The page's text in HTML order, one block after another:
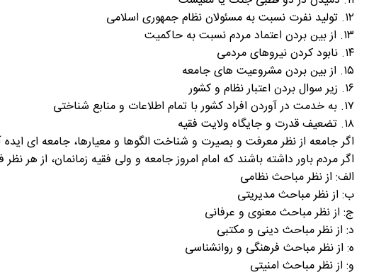
اگر جامعه از نظر معرفت و بصیرت و شناخت الگوها و معیارها، جامعه ای
اگر مردم باور داشته باشند که امام امروز جامعه و ولی فقیه زمانمان، از هر
الف: از نظر مباحث نظامی
ب: از نظر مباحث مدیریتی
ج: از نظر مباحث معنوی و عرفانی
د: از نظر مباحث دینی و مکتبی
ه: از نظر مباحث فرهنگی و روانشناسی
و: از نظر مباحث امنیتی